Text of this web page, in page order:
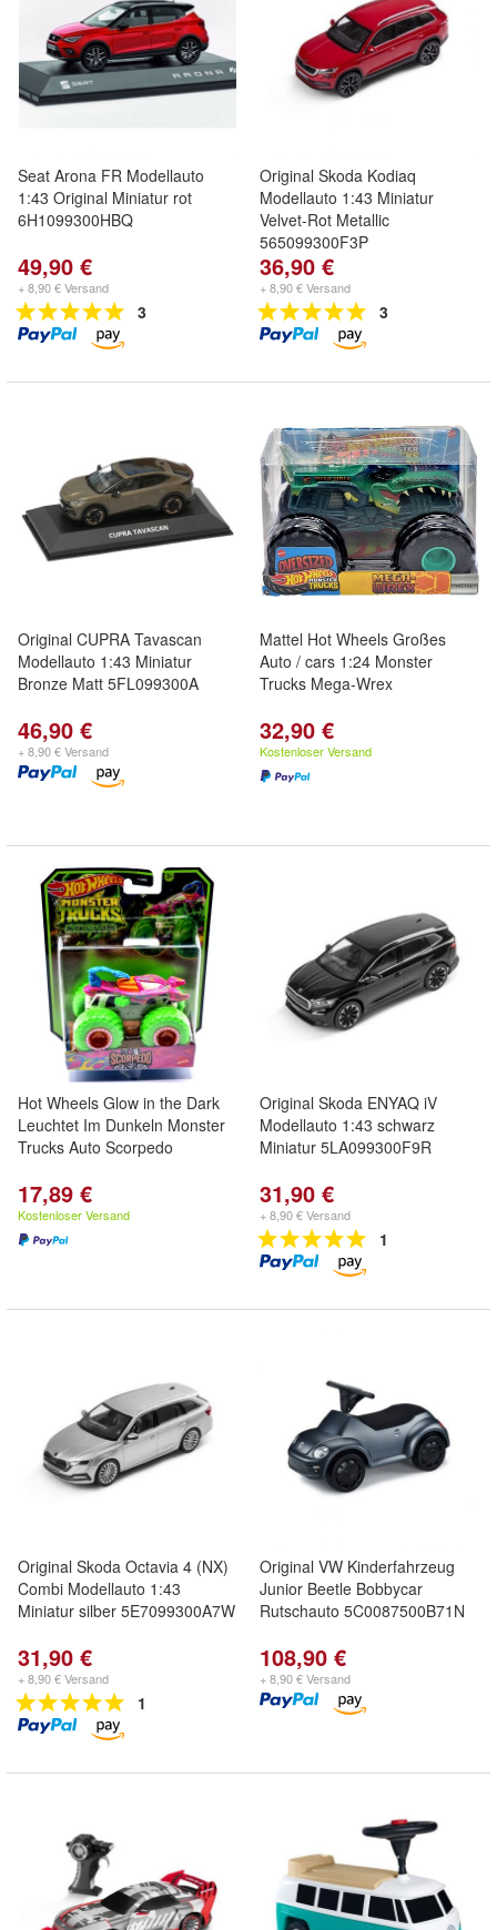
Seat Arona FR Modellauto
1:43 Original Miniatur rot
6H1099300HBQ
49,90 €
+ 8,90 € Versand
3
Original Skoda Kodiaq
Modellauto 1:43 Miniatur
Velvet-Rot Metallic
565099300F3P
36,90 €
+ 8,90 € Versand
3
Original CUPRA Tavascan
Modellauto 1:43 Miniatur
Bronze Matt 5FL099300A
46,90 €
+ 8,90 € Versand
Mattel Hot Wheels Großes
Auto / cars 1:24 Monster
Trucks Mega-Wrex
32,90 €
Kostenloser Versand
Hot Wheels Glow in the Dark
Leuchtet Im Dunkeln Monster
Trucks Auto Scorpedo
17,89 €
Kostenloser Versand
Original Skoda ENYAQ iV
Modellauto 1:43 schwarz
Miniatur 5LA099300F9R
31,90 €
+ 8,90 € Versand
1
Original Skoda Octavia 4 (NX)
Combi Modellauto 1:43
Miniatur silber 5E7099300A7W
31,90 €
+ 8,90 € Versand
1
Original VW Kinderfahrzeug
Junior Beetle Bobbycar
Rutschauto 5C0087500B71N
108,90 €
+ 8,90 € Versand